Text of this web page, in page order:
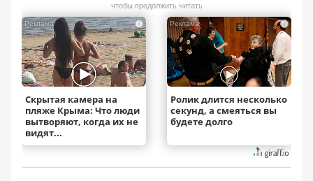
чтобы продолжить читать
i
Скрытая камера на
пляже Крыма: Что люди
вытворяют, когда их не
видят...
i
Ролик длится несколько
секунд, а смеяться вы
будете долго